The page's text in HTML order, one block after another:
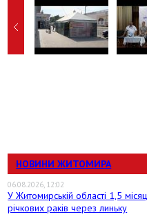
НОВИНИ ЖИТОМИРА
06.08.2026, 12:02
У Житомирській області 1,5
річкових раків через линьку